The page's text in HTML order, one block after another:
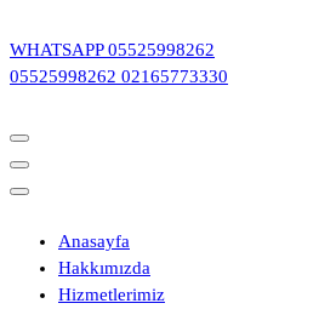
geç
WHATSAPP 05525998262
05525998262 02165773330
Anasayfa
Hakkımızda
Hizmetlerimiz